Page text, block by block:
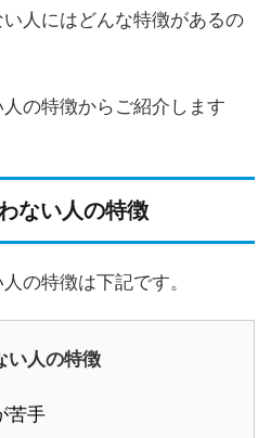
人にはどんな特徴があるの
の特徴からご紹介します
ない人の特徴
の特徴は下記です。
い人の特徴
苦手